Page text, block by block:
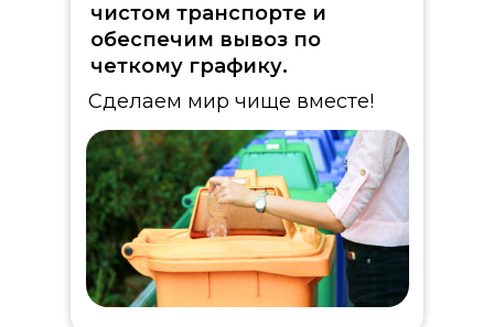
чистом транспорте и
обеспечим вывоз по
четкому графику.
Сделаем мир чище вместе!